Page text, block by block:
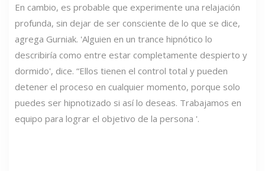
En cambio, es probable que experimente una relajación
profunda, sin dejar de ser consciente de lo que se dice,
agrega Gurniak. 'Alguien en un trance hipnótico lo
describiría como entre estar completamente despierto y
dormido', dice. “Ellos tienen el control total y pueden
detener el proceso en cualquier momento, porque solo
puedes ser hipnotizado si así lo deseas. Trabajamos en
equipo para lograr el objetivo de la persona '.